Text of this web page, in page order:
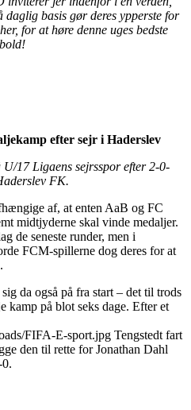
daglig basis gør deres ypperste for
for at høre denne uges bedste
efter sejr i Haderslev
17 Ligaens sejrsspor efter 2-0-
FK.
af, at enten AaB og FC
midtjyderne skal vinde medaljer.
de seneste runder, men i
FCM-spillerne dog deres for at
da også på fra start – det til trods
kamp på blot seks dage. Efter et
FIFA-E-sport.jpg Tengstedt fart
den til rette for Jonathan Dahl